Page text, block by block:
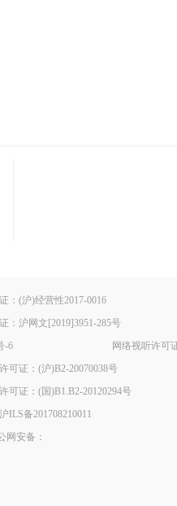
：(沪)经营性2017-0016
：沪网文[2019]3951-285号
-6
网络视听许可
可证：(沪)B2-20070038号
可证：(国)B1.B2-20120294号
ILS备201708210011
网安备：